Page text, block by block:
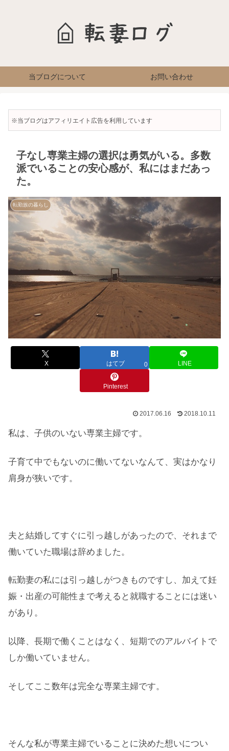
当ブログについて お問い合わせ
※当ブログはアフィリエイト広告を利用しています
子なし専業主婦の選択は勇気がいる。多数
派でいることの安心感が、私にはまだあっ
た。
転勤族の暮らし
X はてブ 0 LINE
Pinterest
2017.06.16 2018.10.11
私は、子供のいない専業主婦です。
子育て中でもないのに働いてないなんて、実はかなり
肩身が狭いです。
夫と結婚してすぐに引っ越しがあったので、それまで
働いていた職場は辞めました。
転勤妻の私には引っ越しがつきものですし、加えて妊
娠・出産の可能性まで考えると就職することには迷い
があり。
以降、長期で働くことはなく、短期でのアルバイトで
しか働いていません。
そしてここ数年は完全な専業主婦です。
そんな私が専業主婦でいることに決めた想いについ